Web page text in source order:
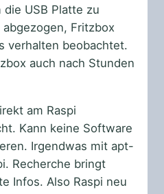
USB Platte zu
Fritzbox
verhalten beobachtet.
auch nach Stunden
am Raspi
Kann keine Software
Irgendwas mit apt-
Recherche bringt
Infos. Also Raspi neu